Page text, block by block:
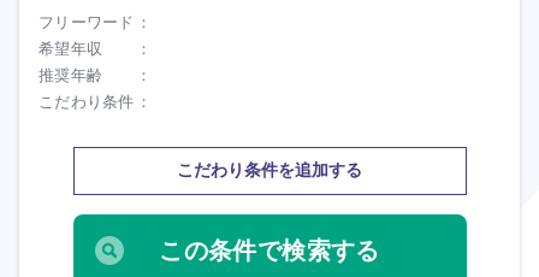
フリーワード
希望年収
推奨年齢
こだわり条件
こだわり条件を追加する
海外